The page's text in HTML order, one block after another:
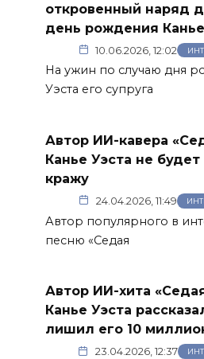
откровенный наряд
день рождения
10.06.2026, 12:02
На ужин по случаю дня
Уэста его супруга
Автор ИИ-кавера
Канье Уэста не будет
кражу
24.04.2026, 11:49
Автор популярного в
песню «Седая
Автор ИИ-хита
Канье Уэста
лишил его 10
23.04.2026, 12:37